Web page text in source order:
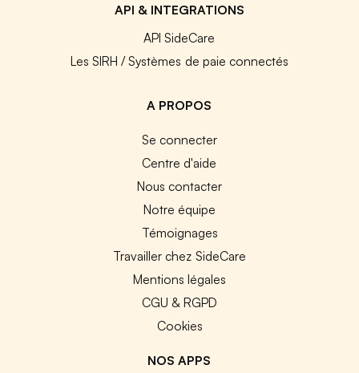
API & INTEGRATIONS
API SideCare
Les SIRH / Systèmes de paie connectés
A PROPOS
Se connecter
Centre d'aide
Nous contacter
Notre équipe
Témoignages
Travailler chez SideCare
Mentions légales
CGU & RGPD
Cookies
NOS APPS